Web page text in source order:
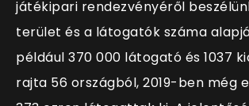
játékipari rendezvényéről
terület és a látogatók száma
például 370 000 látogató és 1037
rajta 56 országból, 2019-ben még